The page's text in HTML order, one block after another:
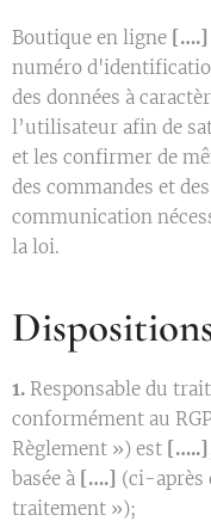
Boutique en ligne [….]
numéro
des données à
l’utilisateur afin de
et les confirmer de
des commandes et
communication
la loi.
1. Responsable du
conformément au
Règlement ») est […..]
basée à [….] (ci-après
traitement »);